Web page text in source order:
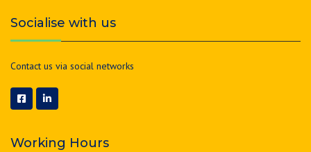
Socialise with us
Contact us via social networks
Working Hours